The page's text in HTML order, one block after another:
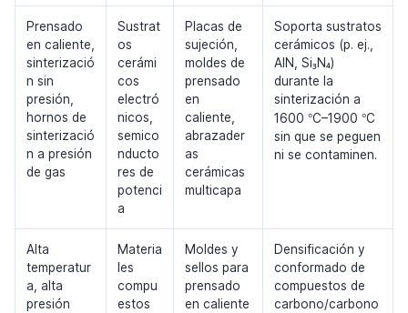
Prensado
en caliente,
sinterizació
n sin
presión,
hornos de
sinterizació
n a presión
de gas
Sustrat
os
cerámi
cos
electró
nicos,
semico
nducto
res de
potenci
a
Placas de
sujeción,
moldes de
prensado
en
caliente,
abrazader
as
cerámicas
multicapa
Soporta sustratos
cerámicos (p. ej.,
AlN, Si₃N₄)
durante la
sinterización a
1600 °C–1900 °C
sin que se peguen
ni se contaminen.
Alta
temperatur
a, alta
presión
Materia
les
compu
estos
Moldes y
sellos para
prensado
en caliente
Densificación y
conformado de
compuestos de
carbono/carbono